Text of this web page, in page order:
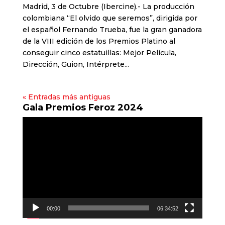
Madrid, 3 de Octubre (Ibercine).- La producción
colombiana “El olvido que seremos”, dirigida por
el español Fernando Trueba, fue la gran ganadora
de la VIII edición de los Premios Platino al
conseguir cinco estatuillas: Mejor Película,
Dirección, Guion, Intérprete...
« Entradas más antiguas
Gala Premios Feroz 2024
00:00 06:34:52